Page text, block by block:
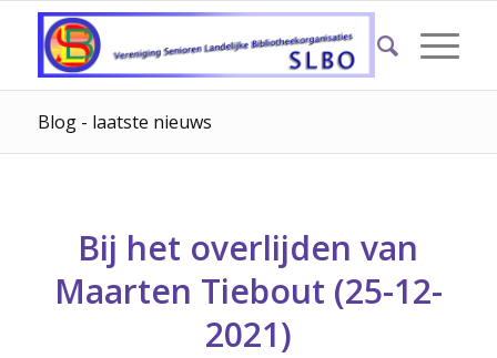
Blog - laatste nieuws
Bij het overlijden van
Maarten Tiebout (25-12-
2021)